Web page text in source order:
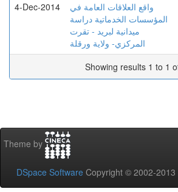
4-Dec-2014
واقع العلاقات العامة في
المؤسسات الخدماتية دراسة
ميدانية لبريد - تقرت
المركزي- ولاية ورقلة
Showing results 1 to 1
Theme by
DSpace Software Copyright © 2002-2013